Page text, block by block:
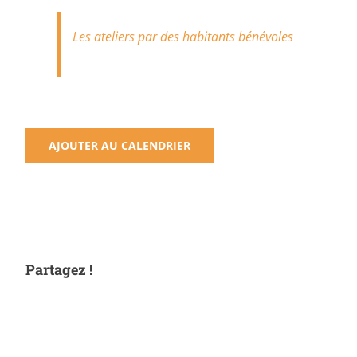
Les ateliers par des habitants bénévoles
AJOUTER AU CALENDRIER
Partagez !